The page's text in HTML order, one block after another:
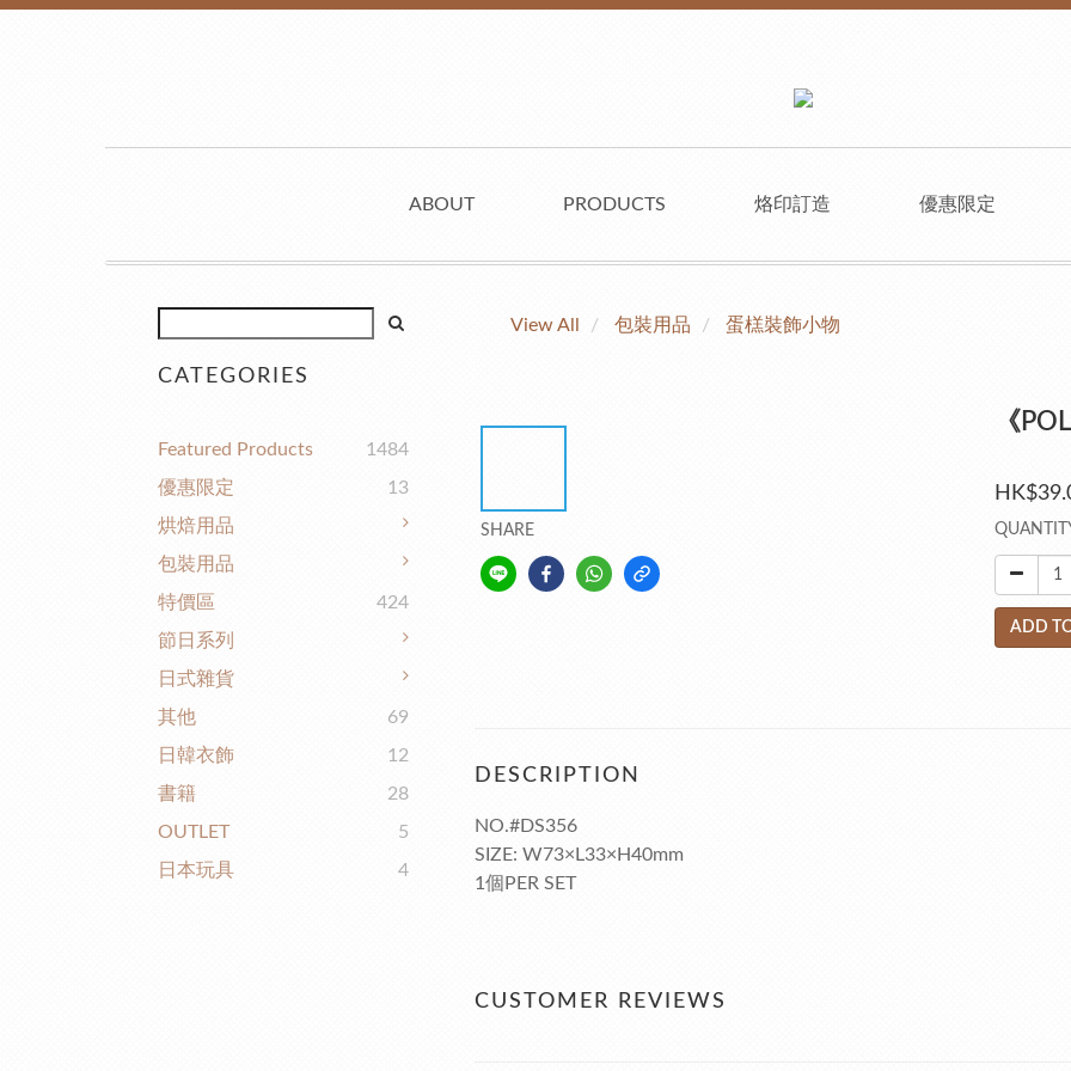
ABOUT PRODUCTS 烙印訂造 優惠限定
CATEGORIES
Featured Products
1484
優惠限定
13
烘焙用品
包裝用品
特價區
424
節日系列
日式雜貨
其他
69
日韓衣飾
12
書籍
28
OUTLET
5
日本玩具
4
View All 包裝用品 蛋榚裝飾小物
SHARE
《
ADD
DESCRIPTION
NO.#DS356
SIZE: W73×L33×H40mm
1個PER SET
CUSTOMER REVIEWS